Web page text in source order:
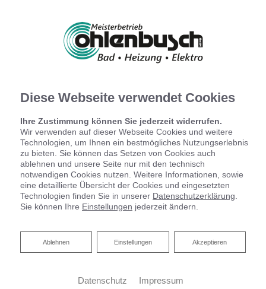
Ihr Bad aus einer Hand​ von
Diese Webseite verwendet Cookies
Ihre Zustimmung können Sie jederzeit widerrufen.
Wir verwenden auf dieser Webseite Cookies und weitere
Technologien, um Ihnen ein bestmögliches Nutzungserlebnis
zu bieten. Sie können das Setzen von Cookies auch
ablehnen und unsere Seite nur mit den technisch
notwendigen Cookies nutzen. Weitere Informationen, sowie
eine detaillierte Übersicht der Cookies und eingesetzten
Technologien finden Sie in unserer Datenschutzerklärung
Sie können Ihre Einstellungen jederzeit ändern.
Akzeptieren
Einstellungen
Ablehnen
Ablehnen
Datenschutz Impressum